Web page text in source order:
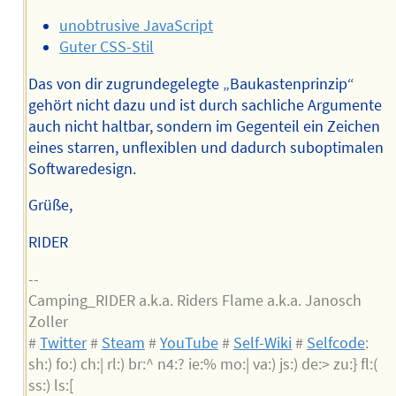
unobtrusive JavaScript
Guter CSS-Stil
Das von dir zugrundegelegte „Baukastenprinzip“
gehört nicht dazu und ist durch sachliche Argumente
auch nicht haltbar, sondern im Gegenteil ein Zeichen
eines starren, unflexiblen und dadurch suboptimalen
Softwaredesign.
Grüße,
RIDER
--
Camping_RIDER a.k.a. Riders Flame a.k.a. Janosch
Zoller
#Twitter# Steam #YouTube# Self-Wiki# Selfcode:
sh:) fo:) ch:| rl:) br:^ n4:? ie:% mo:| va:) js:) de:> zu:} fl:(
ss:) ls:[